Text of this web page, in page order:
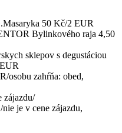
50 Kč/2 EUR
Bylinkového raja 4,50
sklepov s degustáciou
osobu zahŕňa: obed,
zájazdu/
je v cene zájazdu,